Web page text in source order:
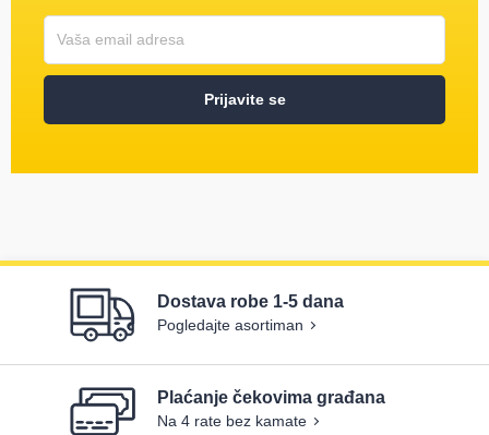
Prijavite se
Dostava robe 1-5 dana
Pogledajte asortiman
Plaćanje čekovima građana
Na 4 rate bez kamate